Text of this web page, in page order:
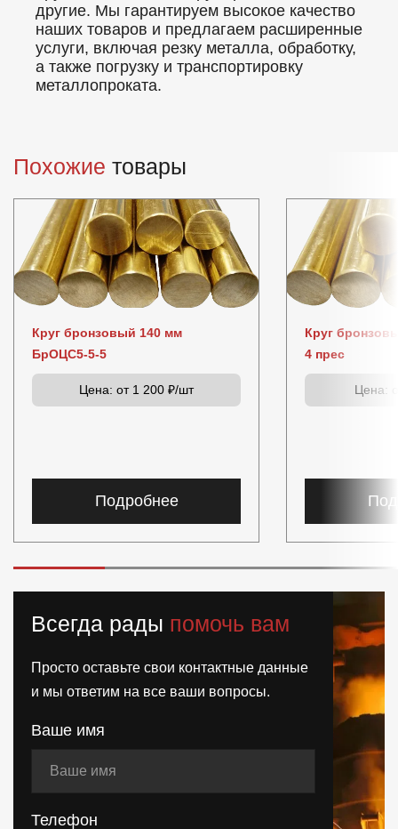
другие. Мы гарантируем высокое качество
наших товаров и предлагаем расширенные
услуги, включая резку металла, обработку,
а также погрузку и транспортировку
металлопроката.
Похожие товары
Круг бронзовый 140 мм
БрОЦС5-5-5
Цена: от 1 200 ₽/шт
Подробнее
Круг
4 прес
Цена:
Всегда рады помочь вам
Просто оставьте свои контактные данные
и мы ответим на все ваши вопросы.
Ваше имя
Телефон